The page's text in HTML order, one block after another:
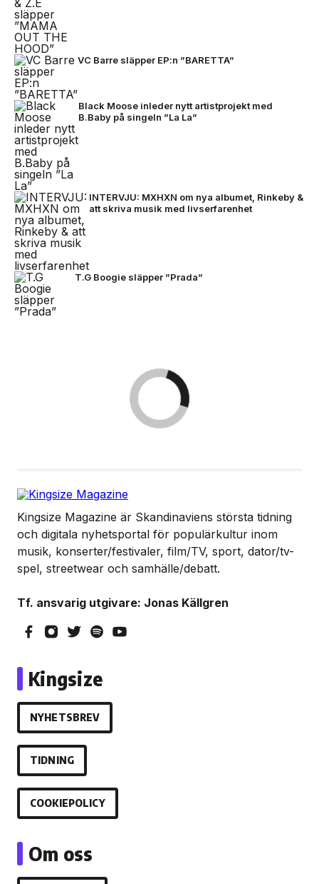
VC Barre släpper EP:n ”BARETTA”
Black Moose inleder nytt artistprojekt med
B.Baby på singeln ”La La”
INTERVJU: MXHXN om nya albumet, Rinkeby &
att skriva musik med livserfarenhet
T.G Boogie släpper ”Prada”
Kingsize Magazine är Skandinaviens största tidning
och digitala nyhetsportal för populärkultur inom
musik, konserter/festivaler, film/TV, sport, dator/tv-
spel, streetwear och samhälle/debatt.
Tf. ansvarig utgivare: Jonas Källgren
Kingsize
NYHETSBREV
TIDNING
COOKIEPOLICY
Om oss